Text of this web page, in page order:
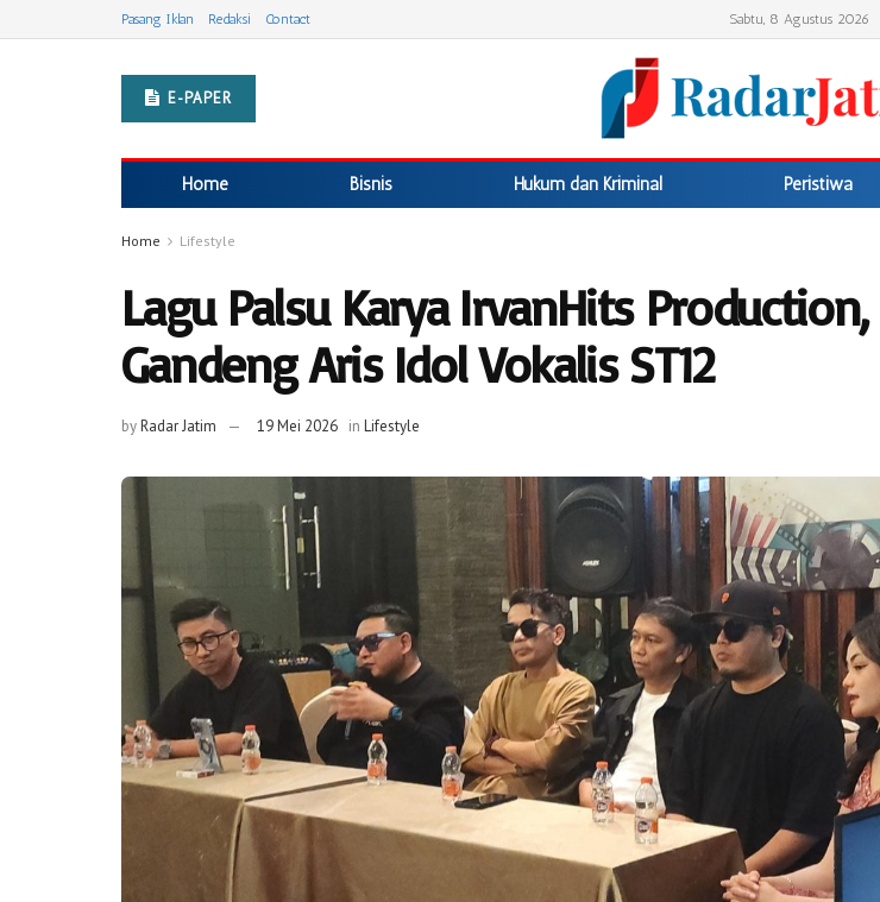
Pasang Iklan Redaksi Contact Sabtu, 8 Agustus 2026
E-PAPER
Home Bisnis Hukum dan Kriminal Peristiwa
Home Lifestyle
Lagu Palsu Karya IrvanHits Production,
Gandeng Aris Idol Vokalis ST12
byRadar Jatim 19 Mei 2026 in Lifestyle